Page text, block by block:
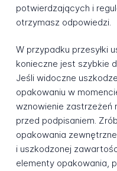
potwierdzających i
otrzymasz odpowiedzi.
W przypadku przesyłki
konieczne jest szybkie
Jeśli widoczne
opakowaniu w
wznowienie zastrzeżeń
przed podpisaniem.
opakowania
i uszkodzonej
elementy opakowania,